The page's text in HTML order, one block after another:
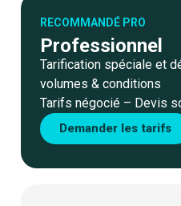
RECOMMANDÉ PRO
Professionnel
Tarification spéciale et
volumes & conditions
Tarifs négocié – Devis
Demander les tarifs